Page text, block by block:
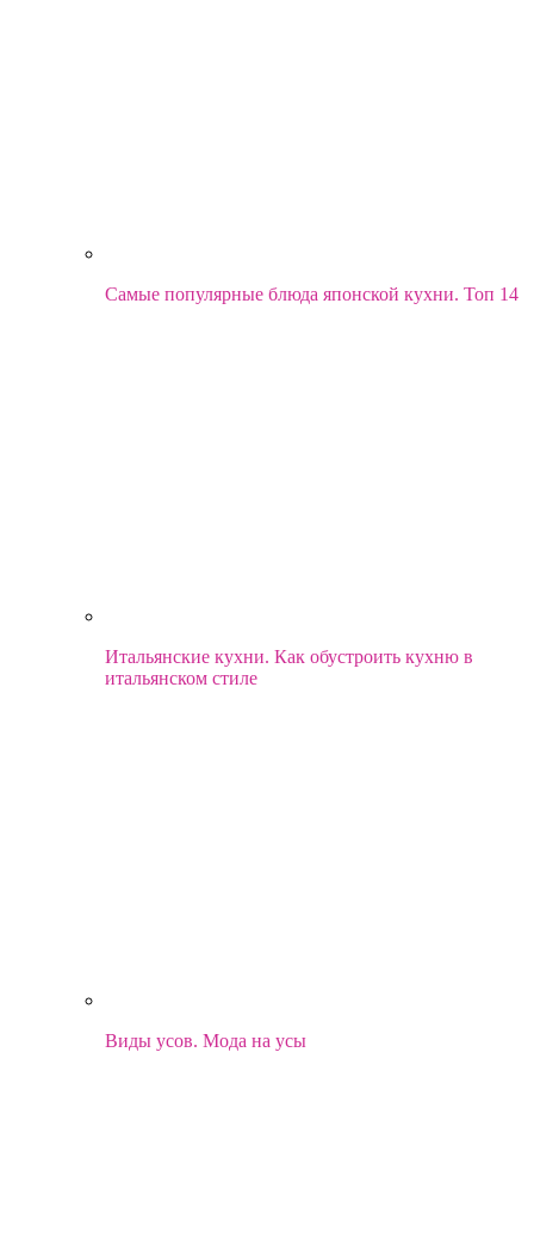
Самые популярные блюда японской кухни. Топ 14
Итальянские кухни. Как обустроить кухню в
итальянском стиле
Виды усов. Мода на усы